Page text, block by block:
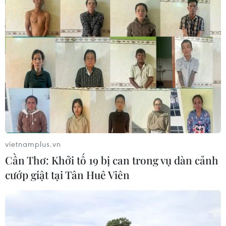
08/08/2026 04:44
Dự án Sân bay Phú Quốc tăng tốc thi
công, sẽ cán mốc vận hành từ tháng
4/2027
08/08/2026 04:30
Tây Ninh ngăn chặn, xử lý nghiêm
các vụ việc xâm phạm quyền sở hữu
trí tuệ
08/08/2026 04:29
vietnamplus.vn
Cần Thơ: Khởi tố 19 bị can trong vụ dàn cảnh
cướp giật tại Tân Huê Viên